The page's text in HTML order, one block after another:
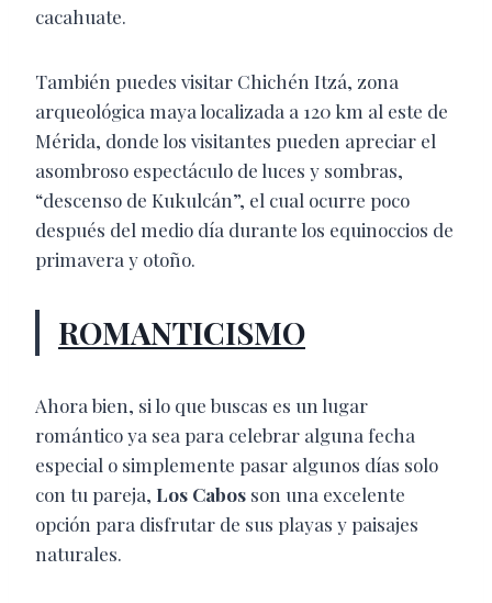
cacahuate.
También puedes visitar Chichén Itzá, zona
arqueológica maya localizada a 120 km al este de
Mérida, donde los visitantes pueden apreciar el
asombroso espectáculo de luces y sombras,
“descenso de Kukulcán”, el cual ocurre poco
después del medio día durante los equinoccios de
primavera y otoño.
ROMANTICISMO
Ahora bien, si lo que buscas es un lugar
romántico ya sea para celebrar alguna fecha
especial o simplemente pasar algunos días solo
con tu pareja, Los Cabos son una excelente
opción para disfrutar de sus playas y paisajes
naturales.